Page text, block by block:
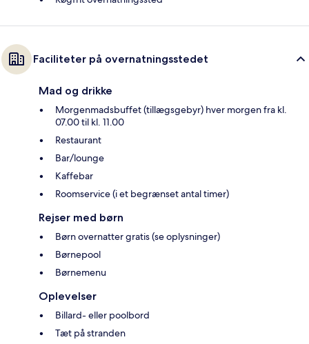
Faciliteter på overnatningsstedet
Mad og drikke
Morgenmadsbuffet (tillægsgebyr) hver morgen fra kl.
07.00 til kl. 11.00
Restaurant
Bar/lounge
Kaffebar
Roomservice (i et begrænset antal timer)
Rejser med børn
Børn overnatter gratis (se oplysninger)
Børnepool
Børnemenu
Oplevelser
Billard- eller poolbord
Tæt på stranden